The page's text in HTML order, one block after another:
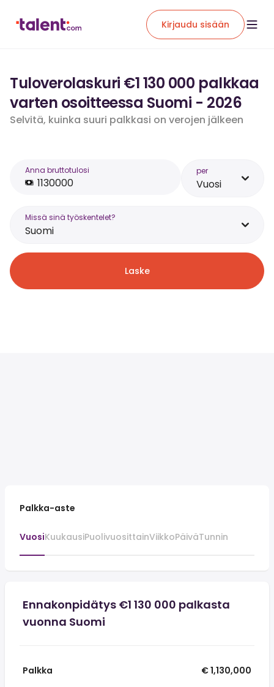
Kirjaudu sisään
Tuloverolaskuri €1 130 000 palkkaa
varten osoitteessa Suomi - 2026
Selvitä, kuinka suuri palkkasi on verojen jälkeen
Anna bruttotulosi per
Vuosi
Missä sinä työskentelet?
Suomi
Laske
Palkka-aste
VuosiKuukausiPuolivuosittainViikkoPäiväTunnin
Ennakonpidätys €1 130 000 palkasta
vuonna Suomi
Palkka
€ 1,130,000